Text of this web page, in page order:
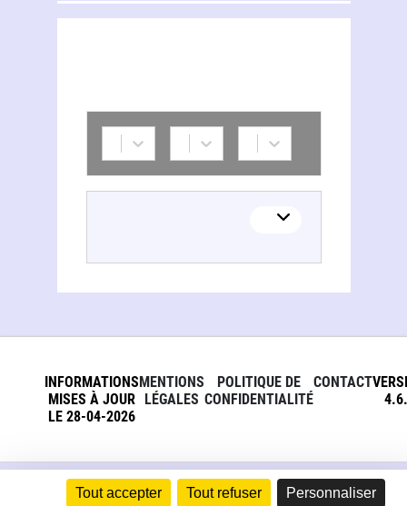
Tout accepter Tout refuser Personnaliser
INFORMATIONS
MISES À JOUR
LE 28-04-2026
MENTIONS
LÉGALES
POLITIQUE DE
CONFIDENTIALITÉ
CONTACT